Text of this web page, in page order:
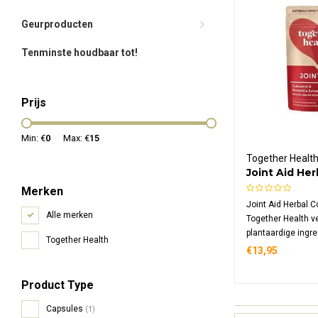
Geurproducten
Tenminste houdbaar tot!
Prijs
Min: €0 Max: €15
Merken
Alle merken
Together Health
Product Type
Capsules (1)
Together Health
Joint Aid
Joint Aid Herbal
Together Health
plantaardige
waaronder
€13,95